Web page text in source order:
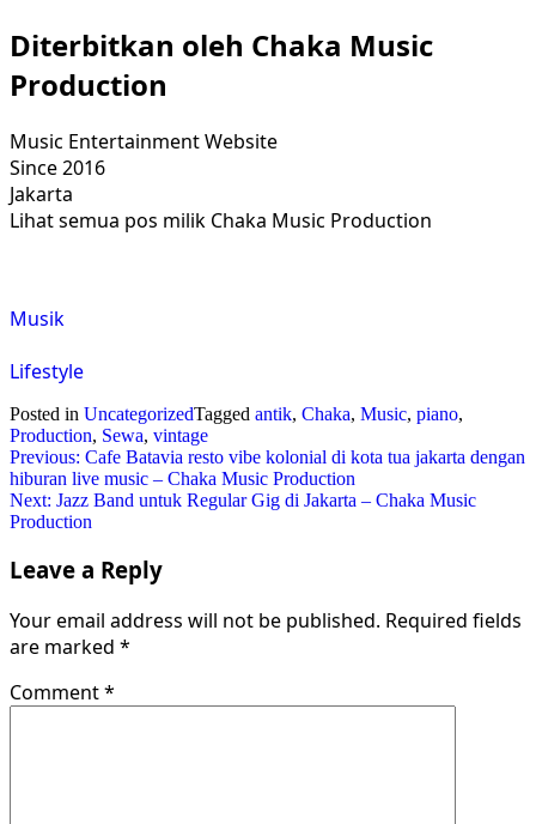
Diterbitkan oleh Chaka Music
Production
Music Entertainment Website
Since 2016
Jakarta
Lihat semua pos milik Chaka Music Production
pos
Musik
Lifestyle
Posted in UncategorizedTagged antik, Chaka, Music, piano,
Production, Sewa, vintage
Post
navigation
Previous: Cafe Batavia resto vibe kolonial di kota tua jakarta dengan
hiburan live music – Chaka Music Production
Next: Jazz Band untuk Regular Gig di Jakarta – Chaka Music
Production
Leave a Reply
Your email address will not be published. Required fields
are marked *
Comment*